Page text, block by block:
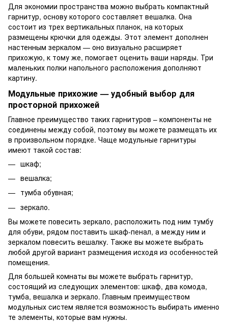
Для экономии пространства можно выбрать компактный
гарнитур, основу которого составляет вешалка. Она
состоит из трех вертикальных планок, на которых
размещены крючки для одежды. Этот элемент дополнен
настенным зеркалом — оно визуально расширяет
прихожую, к тому же, помогает оценить ваши наряды. Три
маленьких полки напольного расположения дополняют
картину.
Модульные прихожие — удобный выбор для
просторной прихожей
Главное преимущество таких гарнитуров – компоненты не
соединены между собой, поэтому вы можете размещать их
в произвольном порядке. Чаще модульные гарнитуры
имеют такой состав:
шкаф;
вешалка;
тумба обувная;
зеркало.
Вы можете повесить зеркало, расположить под ним тумбу
для обуви, рядом поставить шкаф-пенал, а между ним и
зеркалом повесить вешалку. Также вы можете выбрать
любой другой вариант размещения исходя из особенностей
помещения.
Для большей комнаты вы можете выбрать гарнитур,
состоящий из следующих элементов: шкаф, два комода,
тумба, вешалка и зеркало. Главным преимуществом
модульных систем является возможность выбирать именно
те элементы, которые вам нужны.